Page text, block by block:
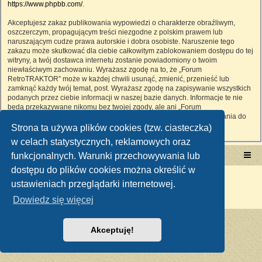
Strona ta używa plików cookies (tzw. ciasteczka)
w celach statystycznych, reklamowych oraz
funkcjonalnych. Warunki przechowywania lub
dostępu do plików cookies można określić w
ustawieniach przeglądarki internetowej.
Dowiedz się więcej
Akceptuję!
https://www.phpbb.com/.
Akceptujesz zakaz publikowania wypowiedzi o charakterze obraźliwym,
oszczerczym, propagującym treści niezgodne z polskim prawem lub
naruszającym cudze prawa autorskie i dobra osobiste. Naruszenie tego
zakazu może skutkować dla ciebie całkowitym zablokowaniem dostępu do tej
witryny, a twój dostawca internetu zostanie powiadomiony o twoim
niewłaściwym zachowaniu. Wyrażasz zgodę na to, że „Forum
RetroTRAKTOR” może w każdej chwili usunąć, zmienić, przenieść lub
zamknąć każdy twój temat, post. Wyrażasz zgodę na zapisywanie wszystkich
podanych przez ciebie informacji w naszej bazie danych. Informacje te nie
będą przekazywane nikomu bez twojej zgody, ale ani „Forum
RetroTRAKTOR”, ani phpBB nie ponosi odpowiedzialności za włamania do
witryny, podczas których może dojść do kradzieży danych.
Portal RetroTRAKTOR.pl retrotraktor.pl/forum
Technologię dostarcza
Polski pakiet językowy dostarczaphpBB.pl
Zasady ochrony danych osobowych